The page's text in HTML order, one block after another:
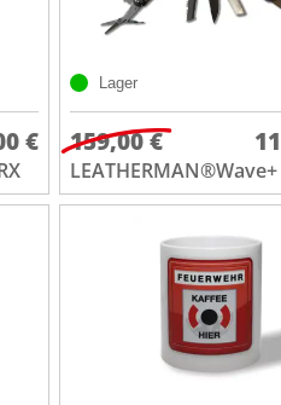
€
Lager
159,00 €
LEATHERMAN®Wave+